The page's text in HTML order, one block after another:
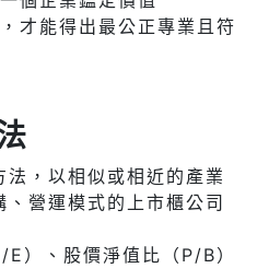
才能得出最公正專業且符
法，以相似或相近的產業
、營運模式的上市櫃公司
）、股價淨值比（P/B）